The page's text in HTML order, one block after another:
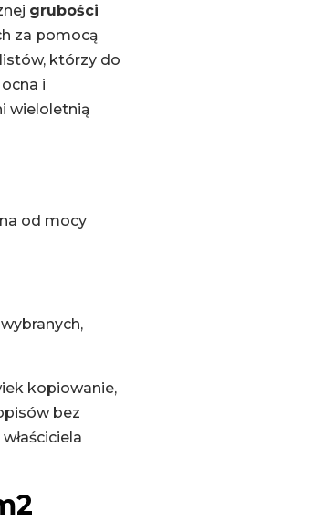
grubości
za pomocą
którzy do
i
wieloletnią
od mocy
kopiowanie,
bez